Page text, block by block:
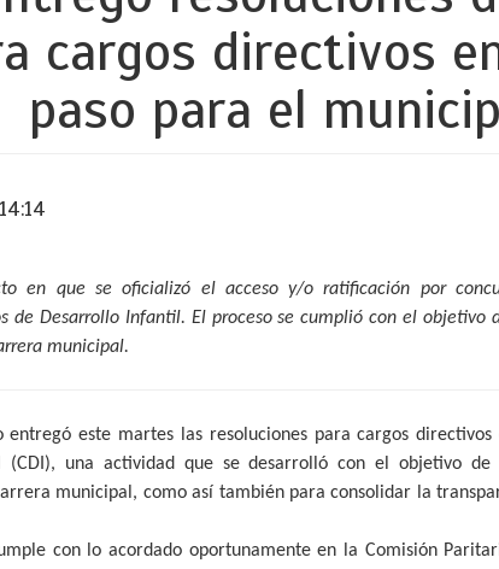
cargos directivos
paso para el
en que se oficializó el acceso y/o ratificación por
de Desarrollo Infantil. El proceso se cumplió con el objetivo
municipal.
entregó este martes las resoluciones para cargos
(CDI), una actividad que se desarrolló con el objetivo de
municipal, como así también para consolidar la
con lo acordado oportunamente en la Comisión